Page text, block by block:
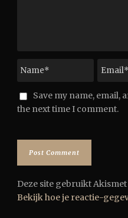
Save my name, email,
the next time I comment.
Deze site gebruikt
Bekijk hoe je reactie-